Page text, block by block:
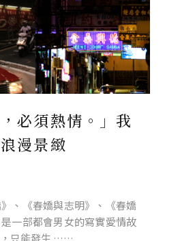
，必須熱情。」我
漫景緻
、《春嬌與志明》、《春嬌
一部都會男女的寫實愛情故
，只能發生 ……